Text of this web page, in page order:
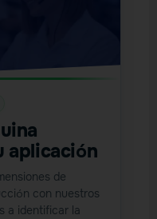
aplicación
de
con nuestros
a identificar la